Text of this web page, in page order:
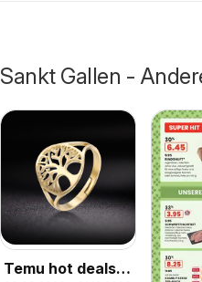
Sankt Gallen -
Temu hot deals –